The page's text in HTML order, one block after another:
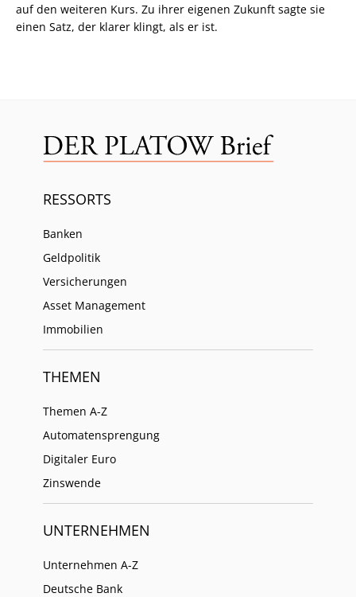
auf den weiteren Kurs. Zu ihrer eigenen Zukunft sagte sie
einen Satz, der klarer klingt, als er ist.
RESSORTS
Banken
Geldpolitik
Versicherungen
Asset Management
Immobilien
THEMEN
Themen A-Z
Automatensprengung
Digitaler Euro
Zinswende
UNTERNEHMEN
Unternehmen A-Z
Deutsche Bank